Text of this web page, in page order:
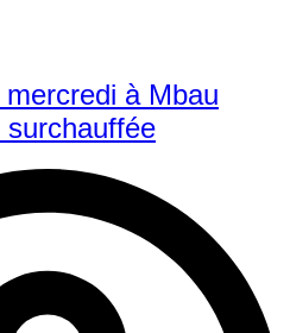
à Mbau